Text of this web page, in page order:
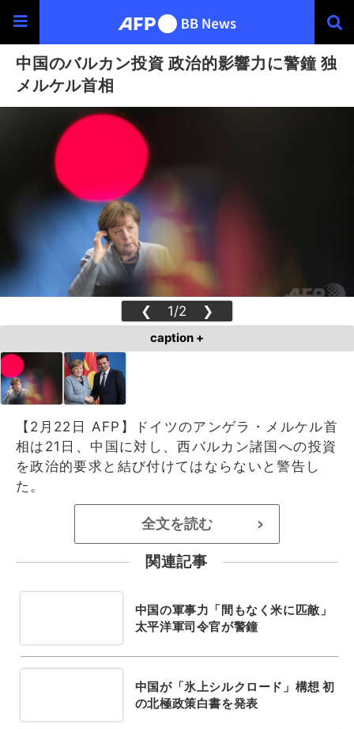
中国のバルカン投資 政治的影響力に警鐘 独
メルケル首相
❮ 1/2 ❯
caption +
【2月22日 AFP】ドイツのアンゲラ・メルケル首
相は21日、中国に対し、西バルカン諸国への投資
を政治的要求と結び付けてはならないと警告し
た。
全文を読む >
関連記事
中国の軍事力「間もなく米に匹敵」
太平洋軍司令官が警鐘
中国が「氷上シルクロード」構想 初
の北極政策白書を発表